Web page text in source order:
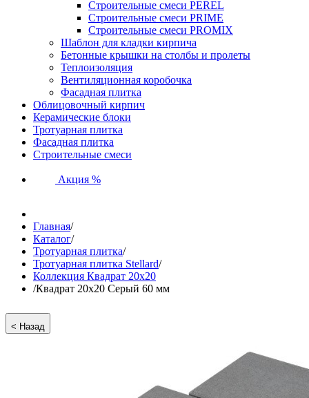
Строительные смеси PEREL
Строительные смеси PRIME
Строительные смеси PROMIX
Шаблон для кладки кирпича
Бетонные крышки на столбы и пролеты
Теплоизоляция
Вентиляционная коробочка
Фасадная плитка
Облицовочный кирпич
Керамические блоки
Тротуарная плитка
Фасадная плитка
Строительные смеси
Акция %
Главная/
Каталог/
Тротуарная плитка/
Тротуарная плитка Stellard/
Коллекция Квадрат 20х20
/Квадрат 20х20 Серый 60 мм